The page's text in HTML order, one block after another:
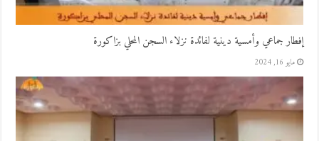
إفطار جماعي وأمسية دينية لفائدة نزلاء السجن المحلي بزاكورة
مايو 16, 2024